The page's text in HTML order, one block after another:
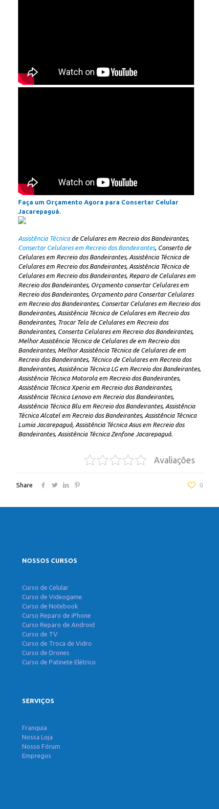
Faça um Orçamento Agora para Consertar Celular
Jacarepaguá.
Assistência Técnicade Celulares em Recreio dos Bandeirantes,
Consertar Celulares em Recreio dos Bandeirantes, Conserto de
Celulares em Recreio dos Bandeirantes, Assistência Técnica de
Celulares em Recreio dos Bandeirantes, Assistência Técnica de
Celulares em Recreio dos Bandeirantes, Reparo de Celulares em
Recreio dos Bandeirantes, Orçamento consertar Celulares em
Recreio dos Bandeirantes, Orçamento para Consertar Celulares
em Recreio dos Bandeirantes, Consertar Celulares em Recreio dos
Bandeirantes, Assistência Técnica de Celulares em Recreio dos
Bandeirantes, Trocar Tela de Celulares em Recreio dos
Bandeirantes, Conserta Celulares em Recreio dos Bandeirantes,
Melhor Assistência Técnica de Celulares de em Recreio dos
Bandeirantes, Melhor Assistência Técnica de Celulares de em
Recreio dos Bandeirantes, Técnico de Celulares em Recreio dos
Bandeirantes, Assistência Técnica LG em Recreio dos Bandeirantes,
Assistência Técnica Motorola em Recreio dos Bandeirantes,
Assistência Técnica Xperia em Recreio dos Bandeirantes,
Assistência Técnica Lenovo em Recreio dos Bandeirantes,
Assistência Técnica Blu em Recreio dos Bandeirantes, Assistência
Técnica Alcatel em Recreio dos Bandeirantes, Assistência Técnica
Lumia Jacarepaguá, Assistência Técnica Asus em Recreio dos
Bandeirantes, Assistência Técnica Zenfone Jacarepaguá.
Avaliações
Share 0
NOSSOS CURSOS
Curso de Celular
Curso de Videogame
Curso de Notebook
Curso Reparo de iPhone
Curso Reparo de Android
Curso de TV
Curso de Troca de Vidro
Curso de Drones
Curso de Patinete Elétrico
SERVIÇOS
Franquia
Nossa Loja
Nosso Fórum
Empregos